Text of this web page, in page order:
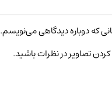
که دوباره دیدگاهی می‌نویسم.
تصاویر در نظرات باشید.